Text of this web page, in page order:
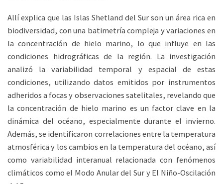
Allí explica que las Islas Shetland del Sur son un área rica en
biodiversidad, con una batimetría compleja y variaciones en
la concentración de hielo marino, lo que influye en las
condiciones hidrográficas de la región. La investigación
analizó la variabilidad temporal y espacial de estas
condiciones, utilizando datos emitidos por instrumentos
adheridos a focas y observaciones satelitales, revelando que
la concentración de hielo marino es un factor clave en la
dinámica del océano, especialmente durante el invierno.
Además, se identificaron correlaciones entre la temperatura
atmosférica y los cambios en la temperatura del océano, así
como variabilidad interanual relacionada con fenómenos
climáticos como el Modo Anular del Sur y El Niño-Oscilación